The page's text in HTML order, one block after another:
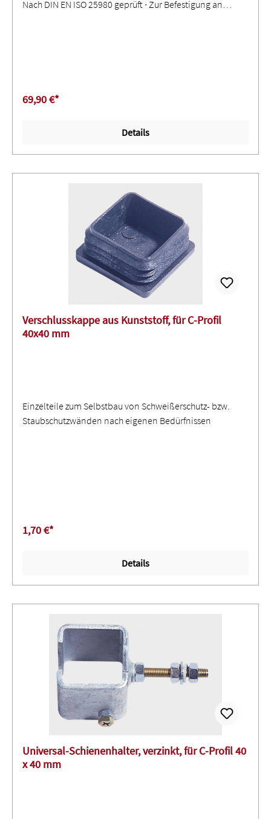
Nach DIN EN ISO 25980 geprüft ∙ Zur Befestigung an
Spritzern ∙ Sichtschutz und Verdunkelung ∙ Glasklare
Ausführung nur zum Schutz gegen Staub, Zugluft, Nässe
69,90 €*
Details
Verschlusskappe aus Kunststoff, für C-Profil
40x40 mm
Einzelteile zum Selbstbau von Schweißerschutz- bzw.
Staubschutzwänden nach eigenen Bedürfnissen
1,70 €*
Details
Universal-Schienenhalter, verzinkt, für C-Profil 40
x 40 mm